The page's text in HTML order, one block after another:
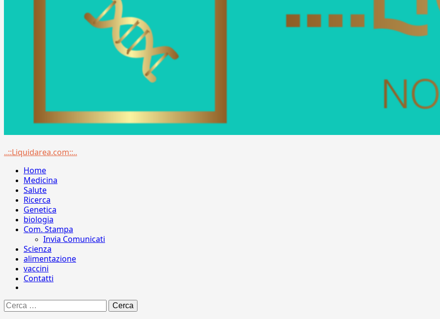
Menu
..::Liquidarea.com::..
Home
Medicina
Salute
Ricerca
Genetica
biologia
Com. Stampa
Invia Comunicati
Scienza
alimentazione
vaccini
Contatti
Ricerca
per: